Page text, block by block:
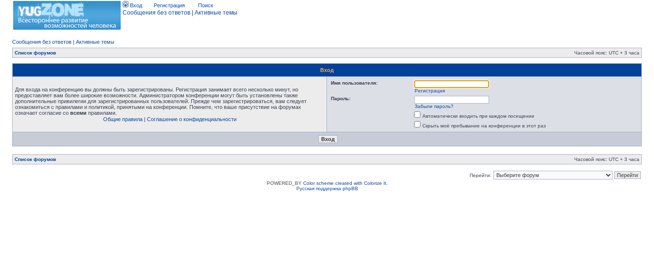
Вход Регистрация Поиск
Сообщения без ответов Активные темы
Сообщения без ответов | Активные темы
Список форумов Часовой пояс: UTC + 3 часа
Вход
Для входа на конференцию вы должны быть зарегистрированы. Регистрация занимает всего несколько минут, но
предоставляет вам более широкие возможности. Администратором конференции могут быть установлены также
дополнительные привилегии для зарегистрированных пользователей. Прежде чем зарегистрироваться, вам следует
ознакомиться с правилами и политикой, принятыми на конференции. Помните, что ваше присутствие на форумах
означает согласие со всеми правилами.
Общие правила| Соглашение о конфиденциальности
Имя пользователя:
Регистрация
Пароль:
Забыли пароль?
Автоматически входить при каждом посещении
Скрыть моё пребывание на конференции в этот раз
Список форумов Часовой пояс: UTC + 3 часа
Перейти:
POWERED_BY Color scheme created with Colorize It.
Русская поддержка phpBB